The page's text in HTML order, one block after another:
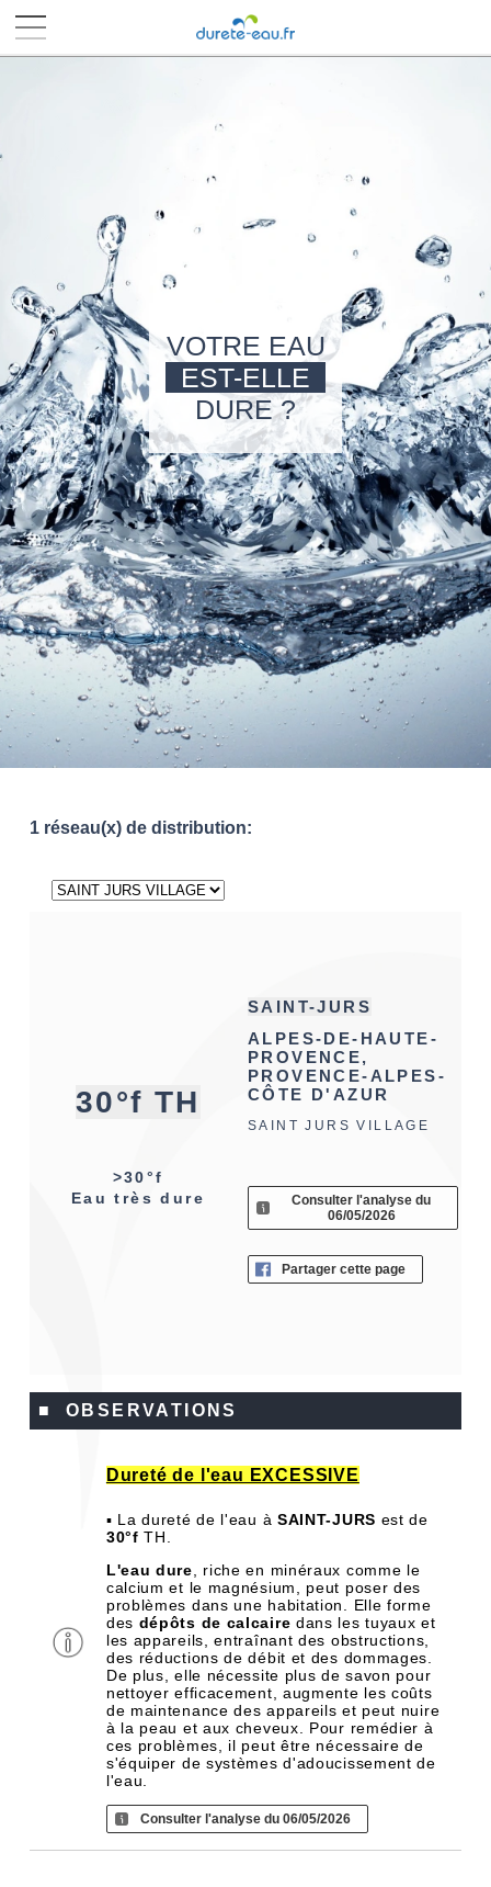
VOTRE EAU
EST-ELLE
DURE ?
1 réseau(x) de distribution:
30°f TH
>30°f
Eau très dure
SAINT-JURS
ALPES-DE-HAUTE-
PROVENCE,
PROVENCE-ALPES-
CÔTE D'AZUR
SAINT JURS VILLAGE
Consulter l'analyse du
06/05/2026
Partager cette page
■ OBSERVATIONS
Dureté de l'eau EXCESSIVE
▪ La dureté de l'eau à SAINT-JURS est de
30°f TH.
L'eau dure , riche en minéraux comme le
calcium et le magnésium, peut poser des
problèmes dans une habitation. Elle forme
des dépôts de calcaire dans les tuyaux et
les appareils, entraînant des obstructions,
des réductions de débit et des dommages.
De plus, elle nécessite plus de savon pour
nettoyer efficacement, augmente les coûts
de maintenance des appareils et peut nuire
à la peau et aux cheveux. Pour remédier à
ces problèmes, il peut être nécessaire de
s'équiper de systèmes d'adoucissement de
l'eau.
Consulter l'analyse du 06/05/2026